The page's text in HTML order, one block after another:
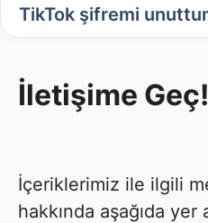
TikTok şifremi
İletişime Geç!
İçeriklerimiz ile ilgili
hakkında aşağıda